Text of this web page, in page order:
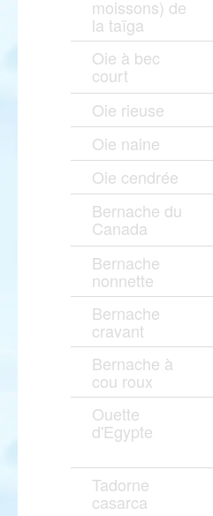
moissons) de
la taïga
Oie à bec
court
Oie rieuse
Oie naine
Oie cendrée
Bernache du
Canada
Bernache
nonnette
Bernache
cravant
Bernache à
cou roux
Ouette
d'Egypte
Tadorne
casarca